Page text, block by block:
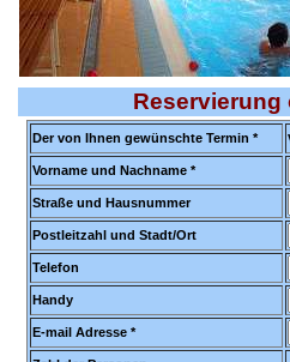
Reservierung
Der von Ihnen gewünschte Termin *
Vorname und Nachname *
Straße und Hausnummer
Postleitzahl und Stadt/Ort
Telefon
Handy
E-mail Adresse *